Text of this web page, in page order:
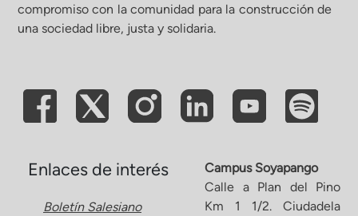
compromiso con la comunidad para la construcción de
una sociedad libre, justa y solidaria.
Enlaces de interés
Boletín Salesiano
Campus Soyapango
Calle a Plan del Pino
Km 1 1/2. Ciudadela